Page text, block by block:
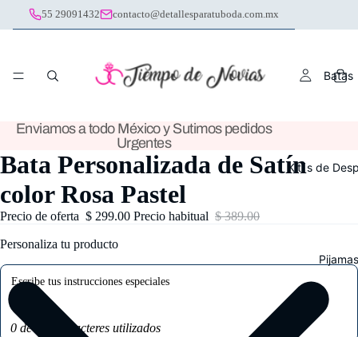
55 29091432 contacto@detallesparatuboda.com.mx
Batas
Kit´s de
Pijamas
Enviamos a todo México y Sutimos pedidos
Urgentes
Bata Personalizada de Satín
color Rosa Pastel
Precio de oferta $ 299.00 Precio habitual $ 389.00
Personaliza tu producto
0 de 100 caracteres utilizados